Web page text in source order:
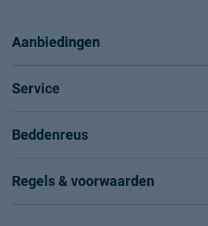
Aanbiedingen
Service
Beddenreus
Regels & voorwaarden